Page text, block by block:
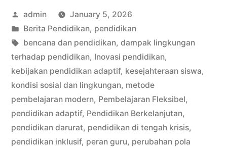
Siswa
Akibat
Kondisi
Sosial
dan
Lingkungan”
Posted
by
admin
January 5, 2026
Posted
in
Berita Pendidikan, pendidikan
Tags:
bencana dan pendidikan, dampak lingkungan
terhadap pendidikan, Inovasi pendidikan,
kebijakan pendidikan adaptif, kesejahteraan siswa,
kondisi sosial dan lingkungan, metode
pembelajaran modern, Pembelajaran Fleksibel,
pendidikan adaptif, Pendidikan Berkelanjutan,
pendidikan darurat, pendidikan di tengah krisis,
pendidikan inklusif, peran guru, perubahan pola